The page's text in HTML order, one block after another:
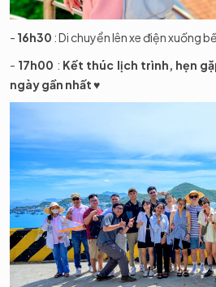
- 16h30 : Di chuyển lên xe điện xuống
- 17h00 : Kết thúc lịch trình, hẹn
ngày gần nhất ♥